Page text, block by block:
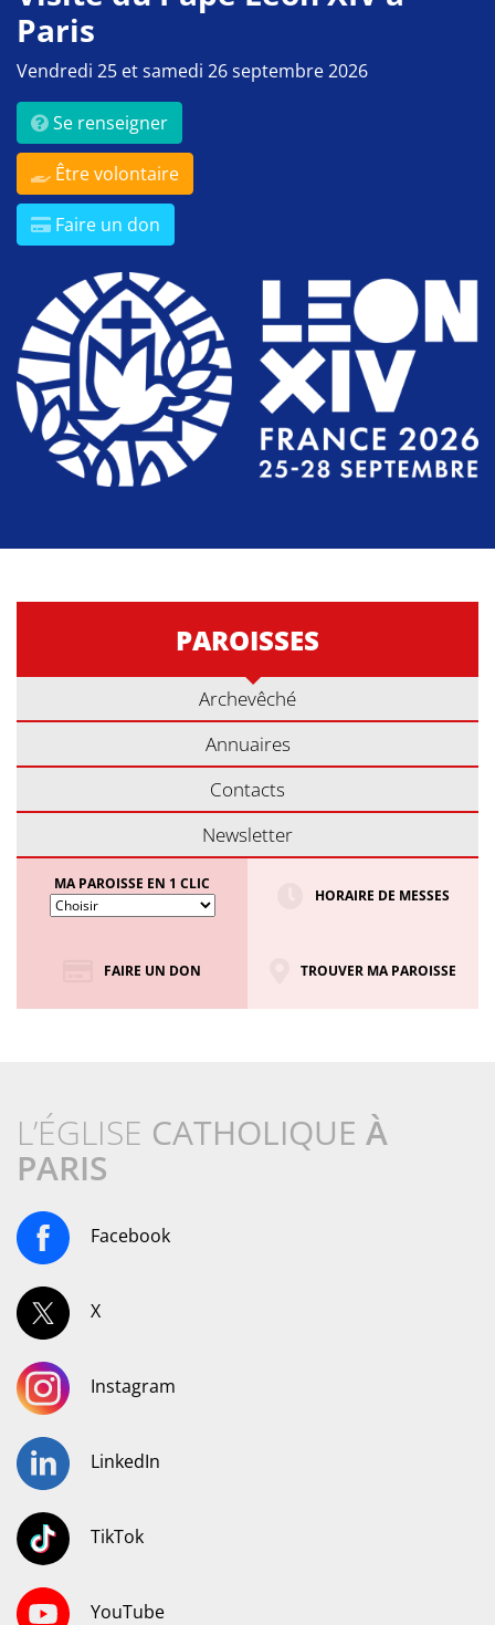
Paris
Vendredi 25 et samedi 26 septembre 2026
Se renseigner
Être volontaire
Faire un don
PAROISSES
Archevêché
Annuaires
Contacts
Newsletter
MA PAROISSE EN 1 CLIC
HORAIRE DE MESSES
FAIRE UN DON TROUVER MA PAROISSE
L’ÉGLISE CATHOLIQUE À
PARIS
Facebook
X
Instagram
LinkedIn
TikTok
YouTube